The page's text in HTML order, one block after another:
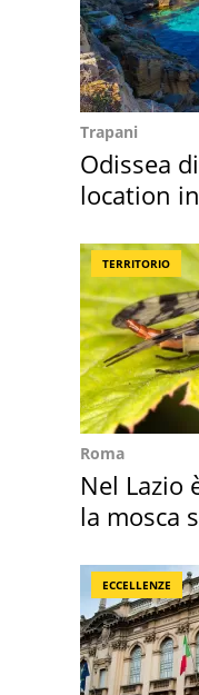
Trapani
Odissea
location
TERRITORIO
Roma
Nel Lazio
la mosca
ECCELLENZE